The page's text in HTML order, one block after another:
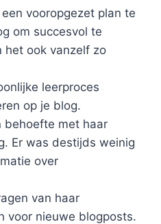
vooropgezet plan te
om succesvol te
het ook vanzelf zo
leerproces
op je blog.
behoefte met haar
Er was destijds weinig
over
van haar
voor nieuwe blogposts.